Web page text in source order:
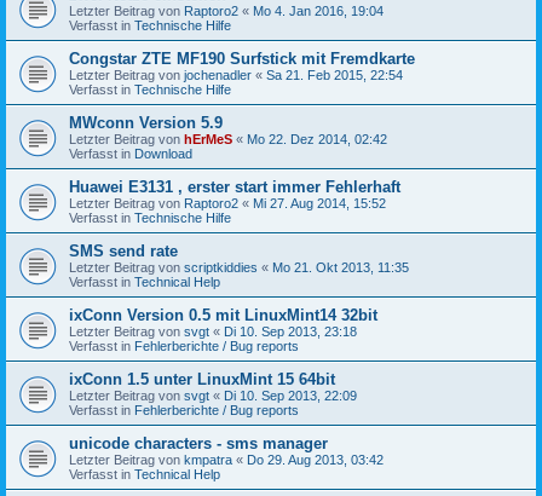
Letzter Beitrag von Raptoro2 « Mo 4. Jan 2016, 19:04
Verfasst in Technische Hilfe
Congstar ZTE MF190 Surfstick mit Fremdkarte
Letzter Beitrag von jochenadler « Sa 21. Feb 2015, 22:54
Verfasst in Technische Hilfe
MWconn Version 5.9
Letzter Beitrag von hErMeS « Mo 22. Dez 2014, 02:42
Verfasst in Download
Huawei E3131 , erster start immer Fehlerhaft
Letzter Beitrag von Raptoro2 « Mi 27. Aug 2014, 15:52
Verfasst in Technische Hilfe
SMS send rate
Letzter Beitrag von scriptkiddies « Mo 21. Okt 2013, 11:35
Verfasst in Technical Help
ixConn Version 0.5 mit LinuxMint14 32bit
Letzter Beitrag von svgt « Di 10. Sep 2013, 23:18
Verfasst in Fehlerberichte / Bug reports
ixConn 1.5 unter LinuxMint 15 64bit
Letzter Beitrag von svgt « Di 10. Sep 2013, 22:09
Verfasst in Fehlerberichte / Bug reports
unicode characters - sms manager
Letzter Beitrag von kmpatra « Do 29. Aug 2013, 03:42
Verfasst in Technical Help